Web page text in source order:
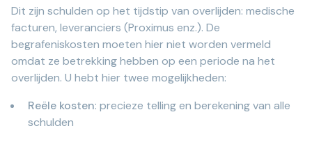
Dit zijn schulden op het tijdstip van overlijden: medische
facturen, leveranciers (Proximus enz.). De
begrafeniskosten moeten hier niet worden vermeld
omdat ze betrekking hebben op een periode na het
overlijden. U hebt hier twee mogelijkheden:
Reële kosten: precieze telling en berekening van alle
schulden